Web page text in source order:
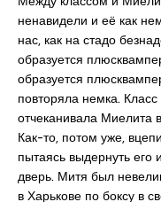
ненавидели и её как
нас, как на стадо
образуется
образуется
повторяла немка.
отчеканивала Миелита
Как-то, потом уже,
пытаясь выдернуть
дверь. Митя был
в Харькове по боксу в